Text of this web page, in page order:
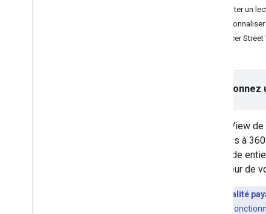
Ajouter un
Lancer
Street View
d'images à
du monde
l'extérieur de
Fonctionnalité
appels vers la